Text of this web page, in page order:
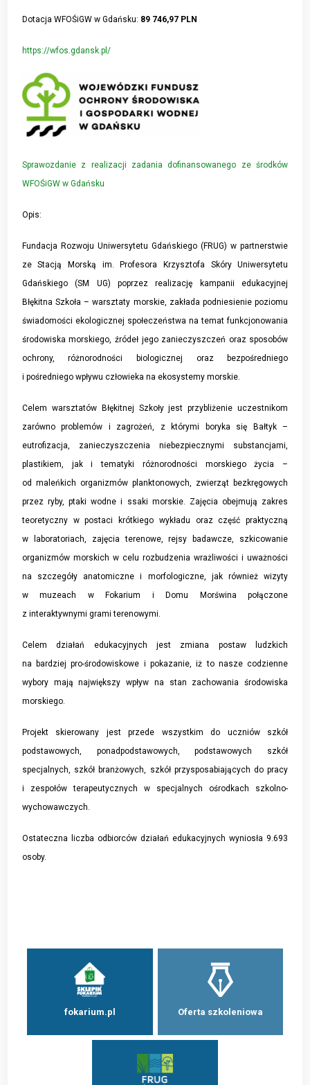
Dotacja WFOŚiGW w Gdańsku: 89 746,97 PLN
https://wfos.gdansk.pl/
Sprawozdanie z realizacji zadania dofinansowanego ze środków
WFOŚiGW w Gdańsku
Opis:
Fundacja Rozwoju Uniwersytetu Gdańskiego (FRUG) w partnerstwie
ze Stacją Morską im. Profesora Krzysztofa Skóry Uniwersytetu
Gdańskiego (SM UG) poprzez realizację kampanii edukacyjnej
Błękitna Szkoła – warsztaty morskie, zakłada podniesienie poziomu
świadomości ekologicznej społeczeństwa na temat funkcjonowania
środowiska morskiego, źródeł jego zanieczyszczeń oraz sposobów
ochrony, różnorodności biologicznej oraz bezpośredniego
i pośredniego wpływu człowieka na ekosystemy morskie.
Celem warsztatów Błękitnej Szkoły jest przybliżenie uczestnikom
zarówno problemów i zagrożeń, z którymi boryka się Bałtyk –
eutrofizacja, zanieczyszczenia niebezpiecznymi substancjami,
plastikiem, jak i tematyki różnorodności morskiego życia –
od maleńkich organizmów planktonowych, zwierząt bezkręgowych
przez ryby, ptaki wodne i ssaki morskie. Zajęcia obejmują zakres
teoretyczny w postaci krótkiego wykładu oraz część praktyczną
w laboratoriach, zajęcia terenowe, rejsy badawcze, szkicowanie
organizmów morskich w celu rozbudzenia wrażliwości i uważności
na szczegóły anatomiczne i morfologiczne, jak również wizyty
w muzeach w Fokarium i Domu Morświna połączone
z interaktywnymi grami terenowymi.
Celem działań edukacyjnych jest zmiana postaw ludzkich
na bardziej pro-środowiskowe i pokazanie, iż to nasze codzienne
wybory mają największy wpływ na stan zachowania środowiska
morskiego.
Projekt skierowany jest przede wszystkim do uczniów szkół
podstawowych, ponadpodstawowych, podstawowych szkół
specjalnych, szkół branżowych, szkół przysposabiających do pracy
i zespołów terapeutycznych w specjalnych ośrodkach szkolno-
wychowawczych.
Ostateczna liczba odbiorców działań edukacyjnych wyniosła 9.693
osoby.
fokarium.pl Oferta szkoleniowa